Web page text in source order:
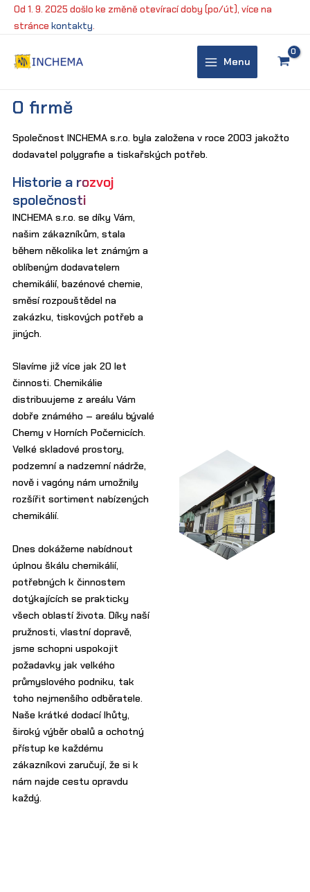
Přeskočit
Od 1. 9. 2025 došlo ke změně otevírací doby (po/út), více na
stránce kontakty
Menu
O firmě
Společnost INCHEMA s.r.o. byla založena v roce 2003 jakožto
dodavatel polygrafie a tiskařských potřeb.
Historie a rozvoj
společnosti
INCHEMA s.r.o. se díky Vám,
našim zákazníkům, stala
během několika let známým a
oblíbeným dodavatelem
chemikálií, bazénové chemie,
směsí rozpouštědel na
zakázku, tiskových potřeb a
jiných.
Slavíme již více jak 20 let
činnosti. Chemikálie
distribuujeme z areálu Vám
dobře známého – areálu bývalé
Chemy v Horních Počernicích.
Velké skladové prostory,
podzemní a nadzemní nádrže,
nově i vagóny nám umožnily
rozšířit sortiment nabízených
chemikálií.
Dnes dokážeme nabídnout
úplnou škálu chemikálií,
potřebných k činnostem
dotýkajících se prakticky
všech oblastí života. Díky naší
pružnosti, vlastní dopravě,
jsme schopni uspokojit
požadavky jak velkého
průmyslového podniku, tak
toho nejmenšího odběratele.
Naše krátké dodací lhůty,
široký výběr obalů a ochotný
přístup ke každému
zákazníkovi zaručují, že si k
nám najde cestu opravdu
každý.